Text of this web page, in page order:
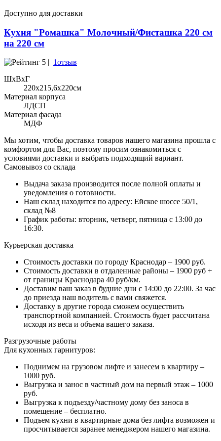
Доступно для доставки
Кухня "Ромашка" Молочный/Фисташка 220 см
на 220 см
5 | 1отзыв
ШхВхГ
220x215,6х220см
Материал корпуса
ЛДСП
Материал фасада
МДФ
Мы хотим, чтобы доставка товаров нашего магазина прошла с
комфортом для Вас, поэтому просим ознакомиться с
условиями доставки и выбрать подходящий вариант.
Самовывоз со склада
Выдача заказа производится после полной оплаты и
уведомления о готовности.
Наш склад находится по адресу: Ейское шоссе 50/1,
склад №8
График работы: вторник, четверг, пятница с 13:00 до
16:30.
Курьерская доставка
Стоимость доставки по городу Краснодар – 1900 руб.
Стоимость доставки в отдаленные районы – 1900 руб +
от границы Краснодара 40 руб/км.
Доставим ваш заказ в будние дни с 14:00 до 22:00. За час
до приезда наш водитель с вами свяжется.
Доставку в другие города сможем осуществить
транспортной компанией. Стоимость будет рассчитана
исходя из веса и объема вашего заказа.
Разгрузочные работы
Для кухонных гарнитуров:
Поднимем на грузовом лифте и занесем в квартиру –
1000 руб.
Выгрузка и занос в частный дом на первый этаж – 1000
руб.
Выгрузка к подъезду/частному дому без заноса в
помещение – бесплатно.
Подъем кухни в квартирные дома без лифта возможен и
просчитывается заранее менеджером нашего магазина.